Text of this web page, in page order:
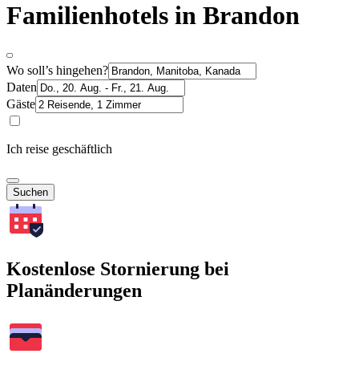
Familienhotels in Brandon
Wo soll’s hingehen?
Daten
Gäste
Ich reise geschäftlich
Suchen
Kostenlose Stornierung bei
Planänderungen